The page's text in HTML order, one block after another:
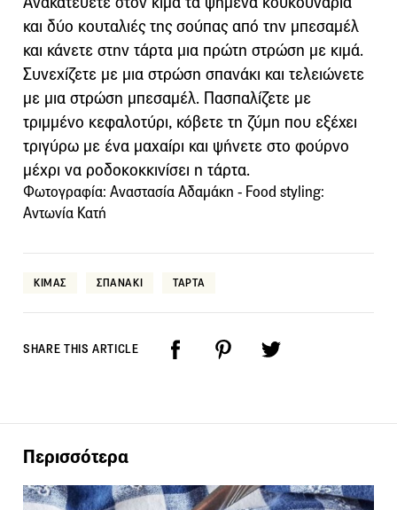
και δύο κουταλιές της σούπας από την μπεσαμέλ
και κάνετε στην τάρτα μια πρώτη στρώση με κιμά.
Συνεχίζετε με μια στρώση σπανάκι και τελειώνετε
με μια στρώση μπεσαμέλ. Πασπαλίζετε με
τριμμένο κεφαλοτύρι, κόβετε τη ζύμη που εξέχει
τριγύρω με ένα μαχαίρι και ψήνετε στο φούρνο
μέχρι να ροδοκοκκινίσει η τάρτα.
Φωτογραφία: Αναστασία Αδαμάκη - Food styling:
Aντωνία Κατή
ΚΙΜΑΣ ΣΠΑΝΑΚΙ ΤΑΡΤΑ
SHARE THIS ARTICLE
Περισσότερα